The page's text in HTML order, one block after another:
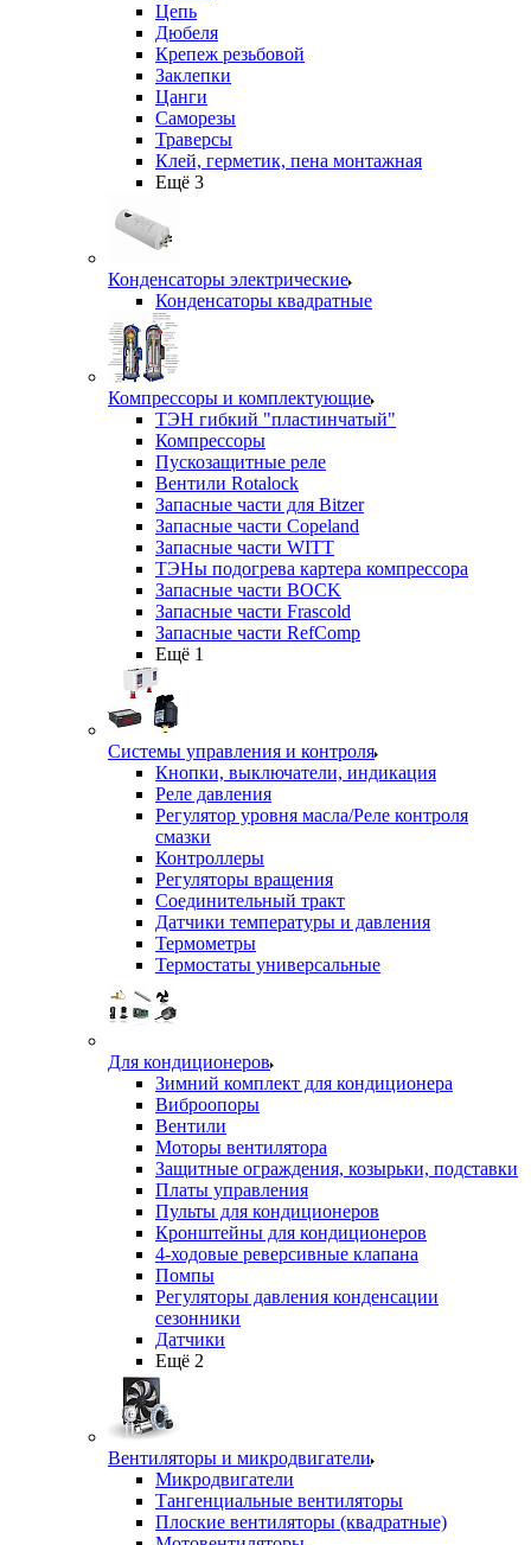
Цепь
Дюбеля
Крепеж резьбовой
Заклепки
Цанги
Саморезы
Траверсы
Клей, герметик, пена монтажная
Ещё 3
Конденсаторы электрические
Конденсаторы квадратные
Компрессоры и комплектующие
ТЭН гибкий "пластинчатый"
Компрессоры
Пускозащитные реле
Вентили Rotalock
Запасные части для Bitzer
Запасные части Copeland
Запасные части WITT
ТЭНы подогрева картера компрессора
Запасные части BOCK
Запасные части Frascold
Запасные части RefComp
Ещё 1
Системы управления и контроля
Кнопки, выключатели, индикация
Реле давления
Регулятор уровня масла/Реле контроля
смазки
Контроллеры
Регуляторы вращения
Соединительный тракт
Датчики температуры и давления
Термометры
Термостаты универсальные
Для кондиционеров
Зимний комплект для кондиционера
Виброопоры
Вентили
Моторы вентилятора
Защитные ограждения, козырьки, подставки
Платы управления
Пульты для кондиционеров
Кронштейны для кондиционеров
4-ходовые реверсивные клапана
Помпы
Регуляторы давления конденсации
сезонники
Датчики
Ещё 2
Вентиляторы и микродвигатели
Микродвигатели
Тангенциальные вентиляторы
Плоские вентиляторы (квадратные)